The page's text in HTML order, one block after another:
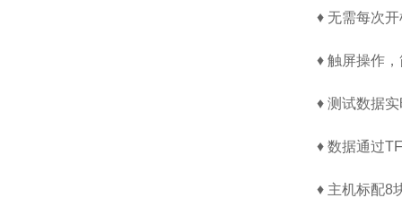
♦ 无需每次
♦ 触屏操作
♦ 测试数据
♦ 数据通过
♦ 主机标配8